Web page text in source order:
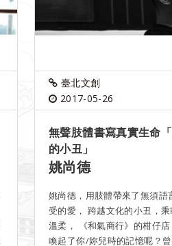
臺北文創
2017-05-26
無聲肢體書寫真實生命
的小丑」
姚尚德
姚尚德，用肢體帶來了無須語
受的愛， 跨越文化的小丑，
溫柔， 《和氣商行》的柑仔
喚起了你/妳兒時的記憶呢？曾